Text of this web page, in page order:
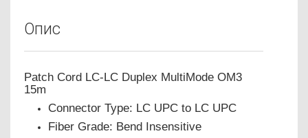
Опис
Patch Cord LC-LC Duplex MultiMode OM3
15m
Connector Type: LC UPC to LC UPC
Fiber Grade: Bend Insensitive